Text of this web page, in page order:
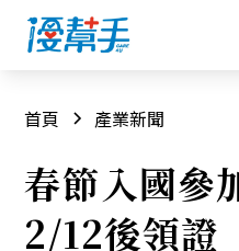
首頁 產業新聞
春節入國參
2/12後領證